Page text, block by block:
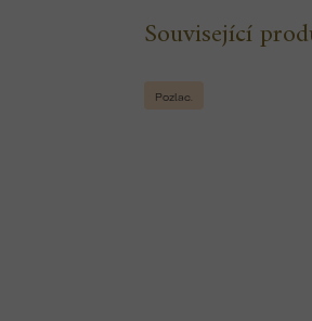
Související
Pozlac.